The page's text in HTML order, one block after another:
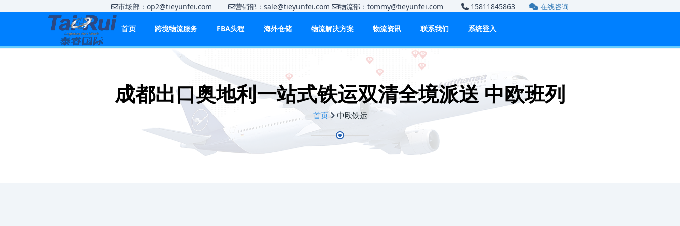
市场部：op2@tieyunfei.com 营销部：sale@tieyunfei.com 物流部：tommy@tieyunfei.com 15811845863 在线咨询
首页 跨境物流服务 FBA头程 海外仓储 物流解决方案 物流资讯 联系我们 系统登入
成都出口奥地利一站式铁运双清全境派送 中欧班列
首页 中欧铁运